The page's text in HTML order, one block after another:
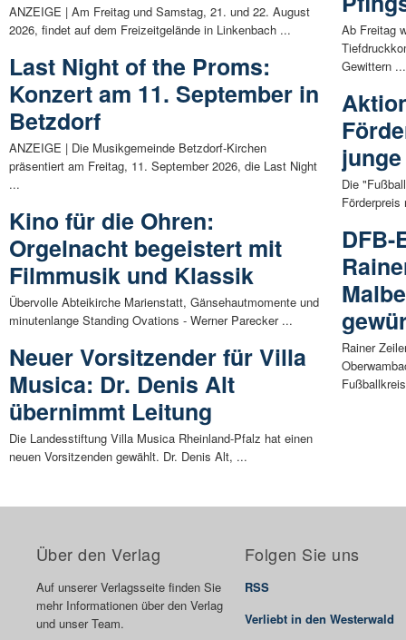
ANZEIGE | Am Freitag und Samstag, 21. und 22. August
2026, findet auf dem Freizeitgelände in Linkenbach ...
Last Night of the Proms:
Konzert am 11. September in
Betzdorf
ANZEIGE | Die Musikgemeinde Betzdorf-Kirchen
präsentiert am Freitag, 11. September 2026, die Last Night
...
Kino für die Ohren:
Orgelnacht begeistert mit
Filmmusik und Klassik
Übervolle Abteikirche Marienstatt, Gänsehautmomente und
minutenlange Standing Ovations - Werner Parecker ...
Neuer Vorsitzender für Villa
Musica: Dr. Denis Alt
übernimmt Leitung
Die Landesstiftung Villa Musica Rheinland-Pfalz hat einen
neuen Vorsitzenden gewählt. Dr. Denis Alt, ...
Ab Freitag
Gewittern ...
Die
Rainer
Über den Verlag
Auf unserer Verlagsseite finden Sie
mehr Informationen über den Verlag
und unser Team.
Folgen Sie uns
RSS
Verliebt in den Westerwald